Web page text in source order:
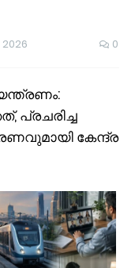
0
പ്രചരിച്ച
കേന്ദ്ര